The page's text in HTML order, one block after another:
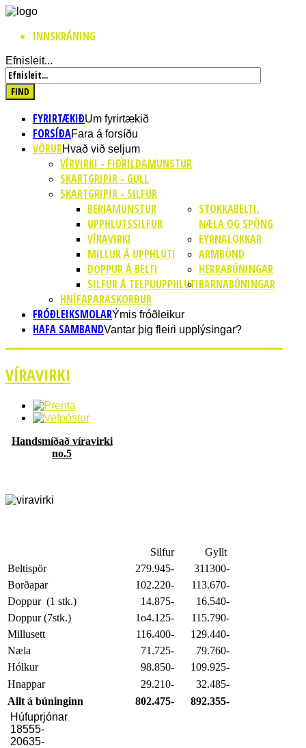
INNSKRÁNING
Efnisleit...
FYRIRTÆKIÐUm fyrirtækið
FORSÍÐAFara á forsíðu
VÖRURHvað við seljum
VÍRVIRKI - FIÐRILDAMUNSTUR
SKARTGRIPIR - GULL
SKARTGRIPIR - SILFUR
BERJAMUNSTUR
UPPHLUTSSILFUR
VÍRAVIRKI
MILLUR Á UPPHLUTI
DOPPUR Á BELTI
SILFUR Á TELPUUPPHLUTI
STOKKABELTI,
NÆLA OG SPÖNG
EYRNALOKKAR
ARMBÖND
HERRABÚNINGAR
BARNABÚNINGAR
HNÍFAPARASKORÐUR
FRÓÐLEIKSMOLARÝmis fróðleikur
HAFA SAMBANDVantar þig fleiri upplýsingar?
VÍRAVIRKI
Handsmíðað víravirki
no.5
Silfur
Gyllt
Beltispör
279.945- 311300-
Borðapar
102.220-
113.670-
Doppur (1 stk.)
14.875-
16.540-
Doppur (7stk.)
1o4.125-
115.790-
Millusett
116.400-
129.440-
Næla
71.725-
79.760-
Hólkur
98.850-
109.925-
Hnappar
29.210-
32.485-
Allt á búninginn
802.475-
892.355-
Húfuprjónar
18555-
20635-